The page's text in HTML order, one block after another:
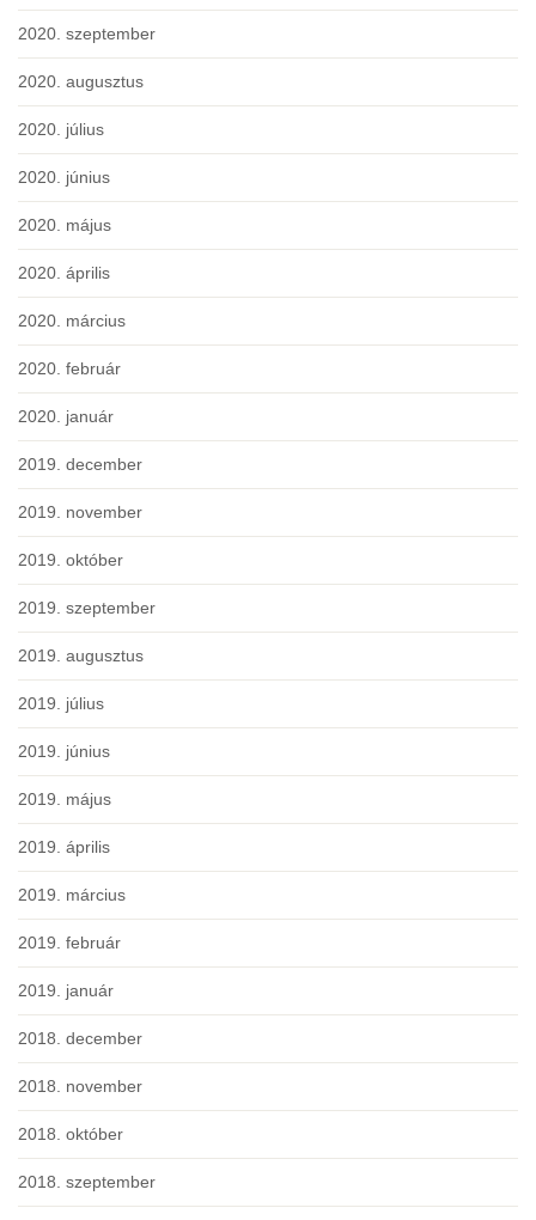
2020. szeptember
2020. augusztus
2020. július
2020. június
2020. május
2020. április
2020. március
2020. február
2020. január
2019. december
2019. november
2019. október
2019. szeptember
2019. augusztus
2019. július
2019. június
2019. május
2019. április
2019. március
2019. február
2019. január
2018. december
2018. november
2018. október
2018. szeptember